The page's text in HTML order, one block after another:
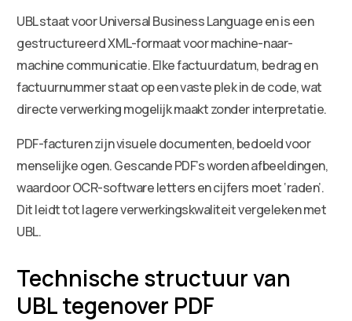
UBL staat voor Universal Business Language en is een
gestructureerd XML-formaat voor machine-naar-
machine communicatie. Elke factuurdatum, bedrag en
factuurnummer staat op een vaste plek in de code, wat
directe verwerking mogelijk maakt zonder interpretatie.
PDF-facturen zijn visuele documenten, bedoeld voor
menselijke ogen. Gescande PDF’s worden afbeeldingen,
waardoor OCR-software letters en cijfers moet ‘raden’.
Dit leidt tot lagere verwerkingskwaliteit vergeleken met
UBL.
Technische structuur van
UBL tegenover PDF